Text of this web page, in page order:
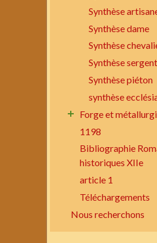
Synthèse
Synthèse dame
Synthèse
Synthèse sergent
Synthèse piéton
synthèse
Forge et
1198
Bibliographie
historiques XIIe
article 1
Téléchargements
Nous recherchons